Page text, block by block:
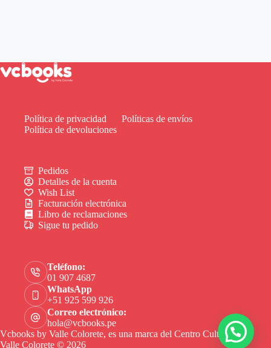
Política de privacidad
Políticas de envíos
Política de devoluciones
Pedidos
Detalles de la cuenta
Wish List
Facturación electrónica
Libro de reclamaciones
Sigue tu pedido
Teléfono:
01 907 4687
WhatsApp
+51 925 599 926
Correo electrónico:
hola@vcbooks.pe
Vcbooks by Valle Colorete, es una marca del Centro Cultural
Valle Colorete © 2026